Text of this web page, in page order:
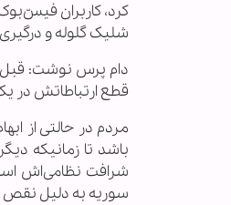
کرد، کاربران
شلیک گلوله و
قطع ارتباطاتش در
مردم در حالتی از
باشد تا زمانیکه
شرافت نظامی‌اش
سوریه به دلیل نقص